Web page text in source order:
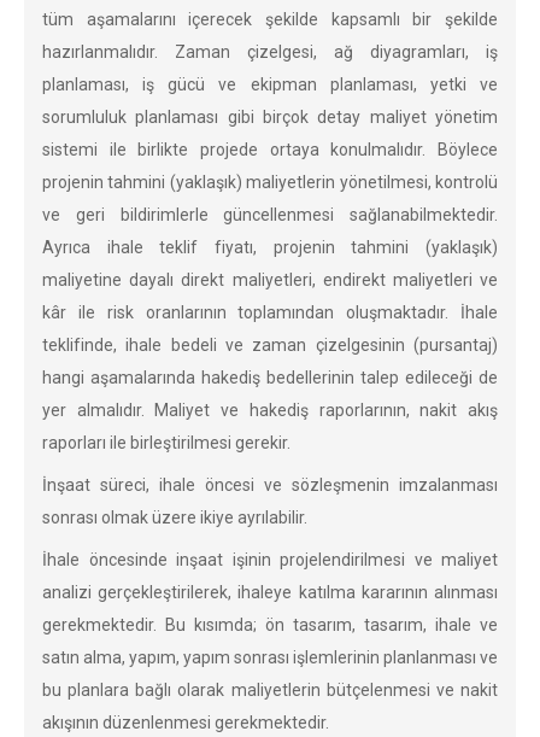
tüm aşamalarını içerecek şekilde kapsamlı bir şekilde
hazırlanmalıdır. Zaman çizelgesi, ağ diyagramları, iş
planlaması, iş gücü ve ekipman planlaması, yetki ve
sorumluluk planlaması gibi birçok detay maliyet yönetim
sistemi ile birlikte projede ortaya konulmalıdır. Böylece
projenin tahmini (yaklaşık) maliyetlerin yönetilmesi, kontrolü
ve geri bildirimlerle güncellenmesi sağlanabilmektedir.
Ayrıca ihale teklif fiyatı, projenin tahmini (yaklaşık)
maliyetine dayalı direkt maliyetleri, endirekt maliyetleri ve
kâr ile risk oranlarının toplamından oluşmaktadır. İhale
teklifinde, ihale bedeli ve zaman çizelgesinin (pursantaj)
hangi aşamalarında hakediş bedellerinin talep edileceği de
yer almalıdır. Maliyet ve hakediş raporlarının, nakit akış
raporları ile birleştirilmesi gerekir.
İnşaat süreci, ihale öncesi ve sözleşmenin imzalanması
sonrası olmak üzere ikiye ayrılabilir.
İhale öncesinde inşaat işinin projelendirilmesi ve maliyet
analizi gerçekleştirilerek, ihaleye katılma kararının alınması
gerekmektedir. Bu kısımda; ön tasarım, tasarım, ihale ve
satın alma, yapım, yapım sonrası işlemlerinin planlanması ve
bu planlara bağlı olarak maliyetlerin bütçelenmesi ve nakit
akışının düzenlenmesi gerekmektedir.